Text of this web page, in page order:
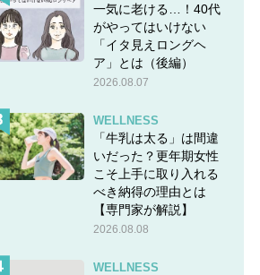
一気に老ける…！40代
がやってはいけない
「イタ見えロングヘ
ア」とは（後編）
2026.08.07
WELLNESS
「牛乳は太る」は間違
いだった？更年期女性
こそ上手に取り入れる
べき納得の理由とは
【専門家が解説】
2026.08.08
WELLNESS